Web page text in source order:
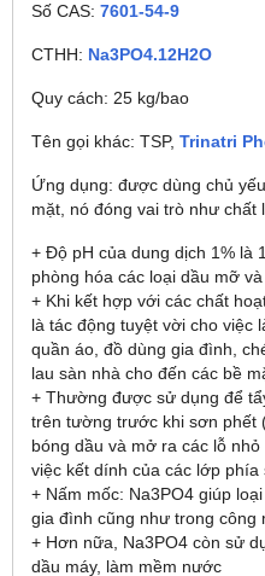
Số CAS: 7601-54-9
CTHH: Na3PO4.12H2O
Quy cách: 25 kg/bao
Tên gọi khác: TSP, Trinatri
Ứng dụng: được dùng chủ
mặt, nó đóng vai trò như chất
+ Độ pH của dung dịch 1% là
phòng hóa các loại dầu mỡ
+ Khi kết hợp với các chất
là tác động tuyệt vời cho việc
quần áo, đồ dùng gia đình,
lau sàn nhà cho đến các bề
+ Thường được sử dụng để
trên tường trước khi sơn phết
bóng dầu và mở ra các lỗ
việc kết dính của các lớp phía
+ Nấm mốc: Na3PO4 giúp
gia đình cũng như trong công
+ Hơn nữa, Na3PO4 còn sử
dầu máy, làm mềm nước